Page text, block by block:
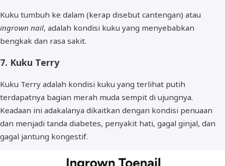
Kuku tumbuh ke dalam (kerap disebut cantengan) atau
ingrown nail, adalah kondisi kuku yang menyebabkan
bengkak dan rasa sakit.
7. Kuku Terry
Kuku Terry adalah kondisi kuku yang terlihat putih
terdapatnya bagian merah muda sempit di ujungnya.
Keadaan ini adakalanya dikaitkan dengan kondisi penuaan
dan menjadi tanda diabetes, penyakit hati, gagal ginjal, dan
gagal jantung kongestif.